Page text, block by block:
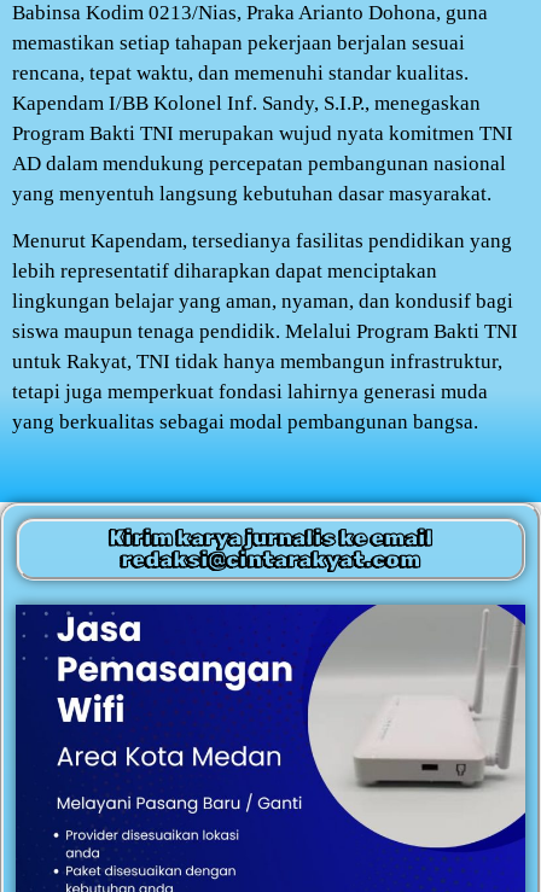
Babinsa Kodim 0213/Nias, Praka Arianto Dohona, guna
memastikan setiap tahapan pekerjaan berjalan sesuai
rencana, tepat waktu, dan memenuhi standar kualitas.
Kapendam I/BB Kolonel Inf. Sandy, S.I.P., menegaskan
Program Bakti TNI merupakan wujud nyata komitmen TNI
AD dalam mendukung percepatan pembangunan nasional
yang menyentuh langsung kebutuhan dasar masyarakat.
Menurut Kapendam, tersedianya fasilitas pendidikan yang
lebih representatif diharapkan dapat menciptakan
lingkungan belajar yang aman, nyaman, dan kondusif bagi
siswa maupun tenaga pendidik. Melalui Program Bakti TNI
untuk Rakyat, TNI tidak hanya membangun infrastruktur,
tetapi juga memperkuat fondasi lahirnya generasi muda
yang berkualitas sebagai modal pembangunan bangsa.
Kirim karya jurnalis ke email
redaksi@cintarakyat.com